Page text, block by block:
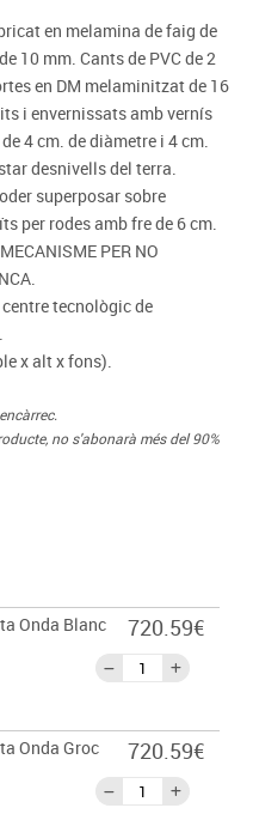
en melamina de faig de
10 mm. Cants de PVC de 2
en DM melaminitzat de 16
i envernissats amb vernís
4 cm. de diàmetre i 4 cm.
desnivells del terra.
superposar sobre
per rodes amb fre de 6 cm.
PER NO
tecnològic de
x alt x fons).
no s'abonarà més del 90%
Onda Blanc
720.59€
Onda Groc
720.59€